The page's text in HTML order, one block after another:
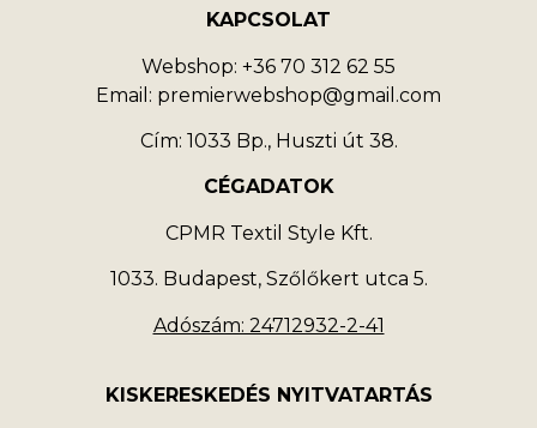
KAPCSOLAT
Webshop: +36 70 312 62 55
Email: premierwebshop@gmail.com
Cím: 1033 Bp., Huszti út 38.
CÉGADATOK
CPMR Textil Style Kft.
1033. Budapest, Szőlőkert utca 5.
Adószám: 24712932-2-41
KISKERESKEDÉS NYITVATARTÁS